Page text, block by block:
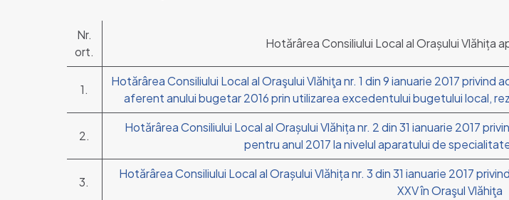
Nr.
ort.
Hotărârea Consiliului Local al Orașului Vlăhița
1.
Hotărârea Consiliului Local al Oraşului Vlăhiţa nr. 1 din 9 ianuarie 2017
aferent anului bugetar 2016 prin utilizarea excedentului bugetului local,
2.
Hotărârea Consiliului Local al Orașului Vlăhița nr. 2 din 31 ianuarie 2017
pentru anul 2017 la nivelul aparatului de
3.
Hotărârea Consiliului Local al Orașului Vlăhița nr. 3 din 31 ianuarie 2017
XXV în Oraşul Vlăhiţa